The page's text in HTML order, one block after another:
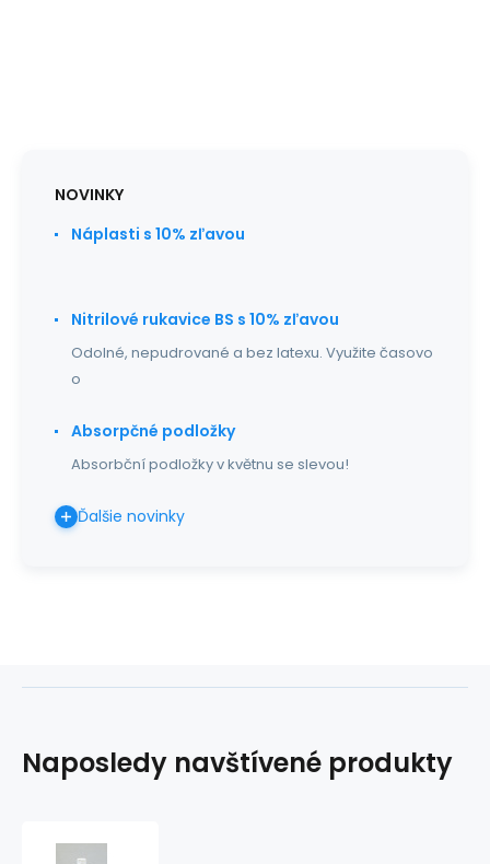
NOVINKY
Náplasti s 10% zľavou
Nitrilové rukavice BS s 10% zľavou
Odolné, nepudrované a bez latexu. Využite časovo
o
Absorpčné podložky
Absorbční podložky v květnu se slevou!
Ďalšie novinky
Naposledy navštívené produkty